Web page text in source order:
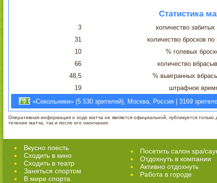
Статистика
3
количество
31
количество бросков по
10
% голевых
66
количество
48,5
% выигранных
19
штрафное
«Сокольники» (5 530 зрителей), Москва, Россия | 3169
Оперативная информация о ходе матча не является официальной, публикуется только
течение матча, так и после его окончания.
Вкусно поесть
Сходить в кино
Cходить в театр
Заняться спортом
В мире спорта
Посетить салон spa/
Отдохнуть в компании
Активно отдохнуть
Работа в городе